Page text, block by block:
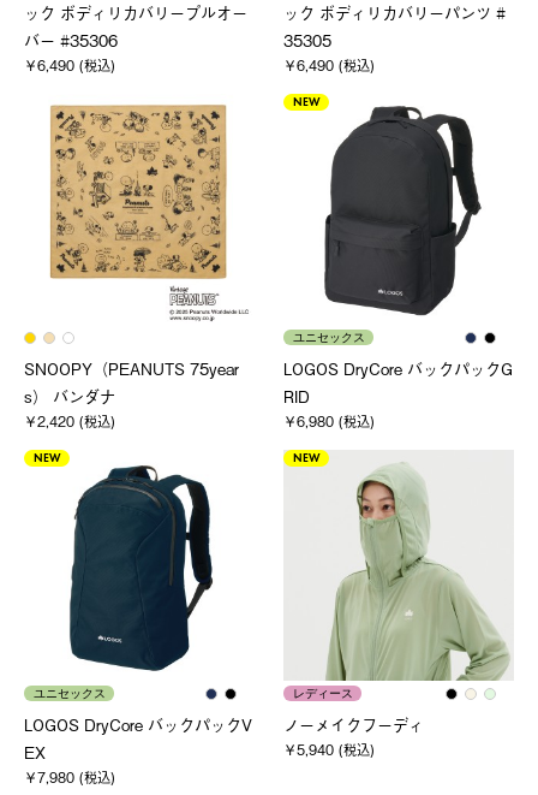
ック ボディリカバリープルオー
バー #35306
￥6,490 (税込)
ック ボディリカバリーパンツ #
35305
￥6,490 (税込)
SNOOPY（PEANUTS 75year
s） バンダナ
￥2,420 (税込)
NEW
ユニセックス
LOGOS DryCore バックパックG
RID
￥6,980 (税込)
NEW
ユニセックス
LOGOS DryCore バックパックV
EX
￥7,980 (税込)
NEW
レディース
ノーメイクフーディ
￥5,940 (税込)